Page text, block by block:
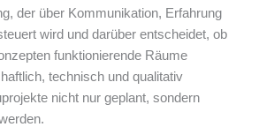
der über Kommunikation, Erfahrung
wird und darüber entscheidet, ob
funktionierende Räume
technisch und qualitativ
nicht nur geplant, sondern